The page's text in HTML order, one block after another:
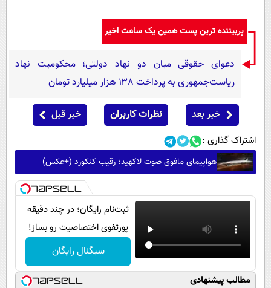
پربیننده ترین پست همین یک ساعت اخیر
دعوای حقوقی میان دو نهاد دولتی؛ محکومیت نهاد
ریاست‌جمهوری به پرداخت ۱۳۸ هزار میلیارد تومان
خبر بعد نظرات کاربران خبر قبل
اشتراک گذاری :
هواپیمای مافوق صوت لاکهید؛ رقیب کنکورد (+عکس)
ثبت‌نام رایگان؛ در چند دقیقه
پورتفوی اختصاصیت رو بساز!
سیگنال رایگان
مطالب پیشنهادی